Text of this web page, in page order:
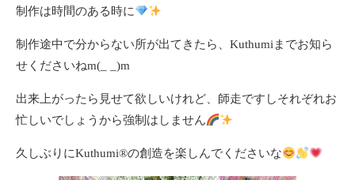
制作は時間のある時に
制作途中で分からない所が出てきたら、Kuthumiまでお知ら
せくださいねm(_ _)m
出来上がったら見せて欲しいけれど、師走ですしそれぞれお
忙しいでしょうから強制はしません
久しぶりにKuthumi®️の創造を楽しんでくださいな